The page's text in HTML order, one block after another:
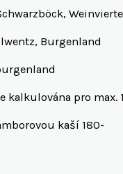
Burgenland
kalkulována pro max.
kaší 180-